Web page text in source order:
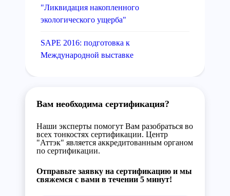
"Ликвидация накопленного
экологического ущерба"
SAPE 2016: подготовка к
Международной выставке
Вам необходима сертификация?
Наши эксперты помогут Вам разобраться во
всех тонкостях сертификации. Центр
"Аттэк" является аккредитованным органом
по сертификации.
Отправьте заявку на сертификацию и мы
свяжемся с вами в течении 5 минут!